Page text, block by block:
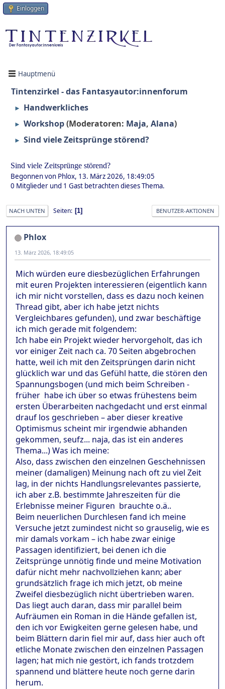
Einloggen
Hauptmenü
Tintenzirkel - das Fantasyautor:innenforum
► Handwerkliches
► Workshop(Moderatoren: Maja, Alana)
► Sind viele Zeitsprünge störend?
Sind viele Zeitsprünge störend?
Begonnen von Phlox, 13. März 2026, 18:49:05
0 Mitglieder und 1 Gast betrachten dieses Thema.
NACH UNTEN Seiten 1 BENUTZER-AKTIONEN
Phlox
13. März 2026, 18:49:05
Mich würden eure diesbezüglichen Erfahrungen
mit euren Projekten interessieren (eigentlich kann
ich mir nicht vorstellen, dass es dazu noch keinen
Thread gibt, aber ich habe jetzt nichts
Vergleichbares gefunden), und zwar beschäftige
ich mich gerade mit folgendem:
Ich habe ein Projekt wieder hervorgeholt, das ich
vor einiger Zeit nach ca. 70 Seiten abgebrochen
hatte, weil ich mit den Zeitsprüngen darin nicht
glücklich war und das Gefühl hatte, die stören den
Spannungsbogen (und mich beim Schreiben -
früher habe ich über so etwas frühestens beim
ersten Überarbeiten nachgedacht und erst einmal
drauf los geschrieben – aber dieser kreative
Optimismus scheint mir irgendwie abhanden
gekommen, seufz... naja, das ist ein anderes
Thema...) Was ich meine:
Also, dass zwischen den einzelnen Geschehnissen
meiner (damaligen) Meinung nach oft zu viel Zeit
lag, in der nichts Handlungsrelevantes passierte,
ich aber z.B. bestimmte Jahreszeiten für die
Erlebnisse meiner Figuren brauchte o.ä..
Beim neuerlichen Durchlesen fand ich meine
Versuche jetzt zumindest nicht so grauselig, wie es
mir damals vorkam – ich habe zwar einige
Passagen identifiziert, bei denen ich die
Zeitsprünge unnötig finde und meine Motivation
dafür nicht mehr nachvollziehen kann; aber
grundsätzlich frage ich mich jetzt, ob meine
Zweifel diesbezüglich nicht übertrieben waren.
Das liegt auch daran, dass mir parallel beim
Aufräumen ein Roman in die Hände gefallen ist,
den ich vor Ewigkeiten gerne gelesen habe, und
beim Blättern darin fiel mir auf, dass hier auch oft
etliche Monate zwischen den einzelnen Passagen
lagen; hat mich nie gestört, ich fands trotzdem
spannend und blättere heute noch gerne darin
herum.